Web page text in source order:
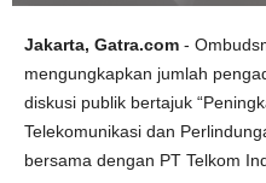
Jakarta, Gatra.com -
mengungkapkan jumlah
diskusi publik bertajuk
Telekomunikasi dan
bersama dengan PT Telkom